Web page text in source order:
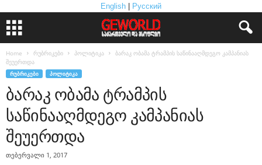
English Русский
Home რუბრიკები პოლიტიკა
ბარაკ ობამა ტრამპის საწინააღმდეგო კამპანიას
შეუერთდა
ᲠᲣᲑᲠᲘᲙᲔᲑᲘ ᲞᲝᲚᲘᲢᲘᲙᲐ
ბარაკ ობამა ტრამპის
საწინააღმდეგო კამპანიას
შეუერთდა
თებერვალი 1, 2017